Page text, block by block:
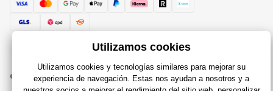
© 2018 - 2026 Raijuguetes.es, Todos los derechos reservados